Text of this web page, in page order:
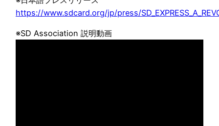
https://www.sdcard.org/jp/press/
※SD Association 説明動画